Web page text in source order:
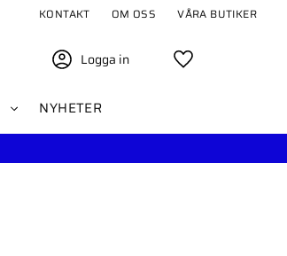
KONTAKT OM OSS VÅRA BUTIKER
Logga in
NYHETER